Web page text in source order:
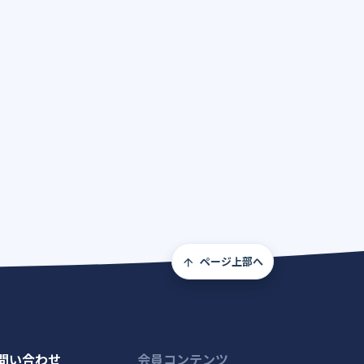
ページ上部へ
い合わせ 会員コンテンツ